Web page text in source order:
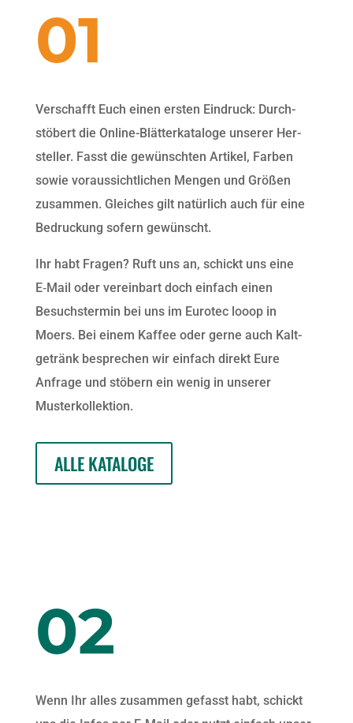
01
Ver­schafft Euch einen ersten Ein­druck: Durch­
stöbert die Online-Blät­terkat­a­loge unser­er Her­
steller. Fasst die gewün­scht­en Artikel, Far­ben
sowie voraus­sichtlichen Men­gen und Größen
zusam­men. Gle­ich­es gilt natür­lich auch für eine
Bedruck­ung sofern gewünscht.
Ihr habt Fra­gen? Ruft uns an, schickt uns eine
E‑Mail oder vere­in­bart doch ein­fach einen
Besuch­ster­min bei uns im Eurotec looop in
Moers. Bei einem Kaf­fee oder gerne auch Kalt­
getränk besprechen wir ein­fach direkt Eure
Anfrage und stöbern ein wenig in unser­er
Musterkollektion.
ALLE KAT­A­LOGE
02
Wenn Ihr alles zusam­men gefasst habt, schickt